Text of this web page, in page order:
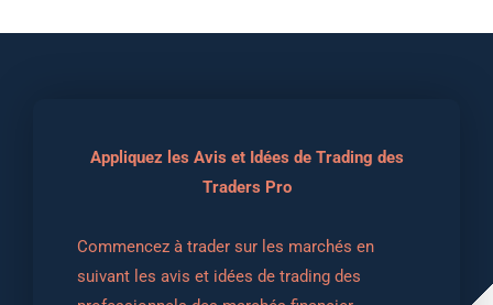
Appliquez les Avis et Idées de Trading des
Traders Pro
Commencez à trader sur les marchés en
suivant les avis et idées de trading des